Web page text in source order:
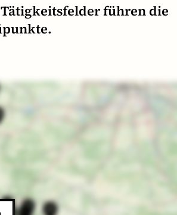
führen die